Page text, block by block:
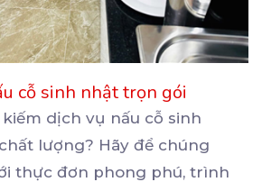
cỗ sinh nhật trọn gói
dịch vụ nấu cỗ sinh
lượng? Hãy để chúng
thực đơn phong phú, trình